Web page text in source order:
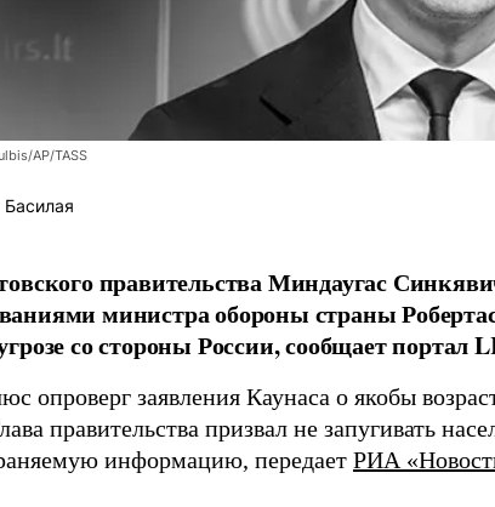
AP/TASS
Басилая
правительства Миндаугас
министра обороны страны
со стороны России, сообщает портал
опроверг заявления Каунаса о якобы
правительства призвал не запугивать
информацию, передает РИА